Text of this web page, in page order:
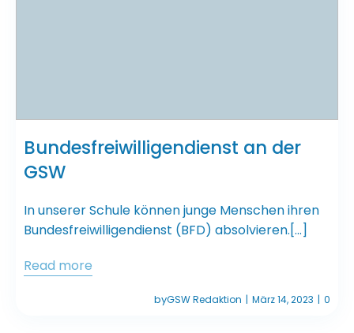
Bundesfreiwilligendienst an der
GSW
In unserer Schule können junge Menschen ihren
Bundesfreiwilligendienst (BFD) absolvieren.[…]
Read more
byGSW Redaktion | März 14, 2023 | 0